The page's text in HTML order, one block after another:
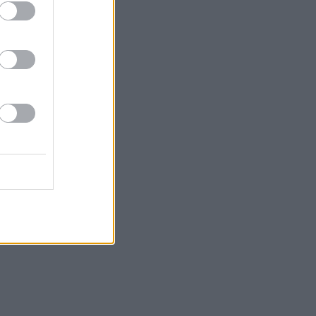
Čo ja viem
Cestou necestou
Pätnásť životov
Milota
Kukučka (25)
Kukučka (26)
Medicopter 117 (76)